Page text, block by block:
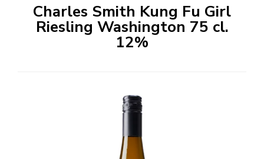
Charles Smith Kung Fu Girl
Riesling Washington 75 cl.
12%